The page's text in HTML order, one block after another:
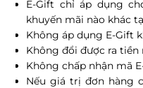
E-Gift chỉ áp dụng
khuyến mãi nào khác
Không áp dụng E-Gift
Không đổi được ra
Không chấp nhận mã
Nếu giá trị đơn hàng